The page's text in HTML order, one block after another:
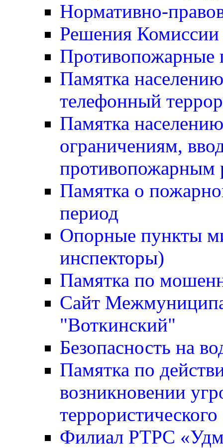
Нормативно-
Решения
Противопожарные
Памятка
телефонный
Памятка
ограничениям,
Памятка о
период
Опорные пункты
инспекторы)
Памятка по
Сайт
"Воткинский"
Безопасность на
Памятка по
возникновении
террористического
Филиал РТРС